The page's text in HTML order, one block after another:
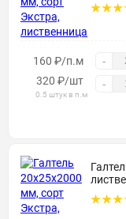
160 ₽/п.м -
320 ₽/шт
0.5 штук в п.м
-